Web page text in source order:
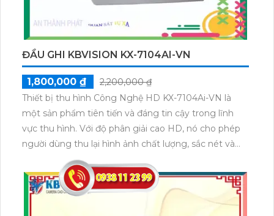
ĐẦU GHI KBVISION KX-7104AI-VN
1,800,000 ₫
2,200,000 ₫
Thiết bị thu hình Công Nghệ HD KX-7104Ai-VN là
một sản phẩm tiên tiến và đáng tin cậy trong lĩnh
vực thu hình. Với độ phân giải cao HD, nó cho phép
người dùng thu lại hình ảnh chất lượng, sắc nét và
chi tiết. Sản phẩm này được trang bị công nghệ tiên
tiến AI-VN, giúp phát hiện và nhận dạng các đối
tượng một cách chính xác, từ đó tăng cường sự an
ninh và giám sát hiệu quả. Thiết bị thu hình KX-